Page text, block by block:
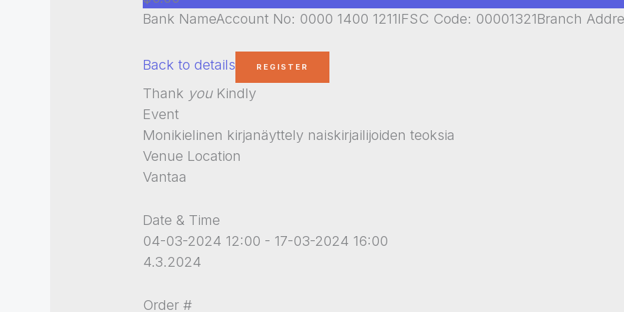
Bank NameAccount No: 0000 1400 1211IFSC Code: 00001321Branch
Back to details
Thank youKindly
Event
Monikielinen kirjanäyttely naiskirjailijoiden teoksia
Venue Location
Vantaa
Date & Time
04-03-2024 12:00 - 17-03-2024 16:00
4.3.2024
Order #